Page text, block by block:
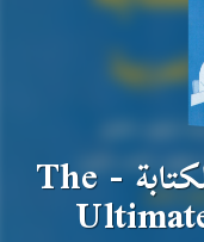
الكتاب المساعد في الكتابة - The